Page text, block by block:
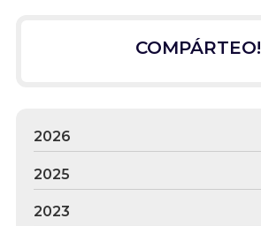
COMPÁRTEO!
2026
2025
2023